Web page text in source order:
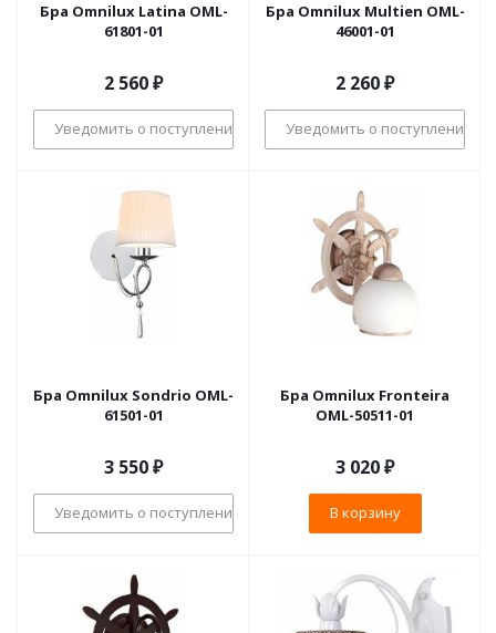
Бра Omnilux Latina OML-
61801-01
2 560₽
Уведомить о поступлении
Бра Omnilux Multien OML-
46001-01
2 260₽
Уведомить о поступлении
Бра Omnilux Sondrio OML-
61501-01
3 550₽
Уведомить о поступлении
Бра Omnilux Fronteira
OML-50511-01
3 020₽
В корзину